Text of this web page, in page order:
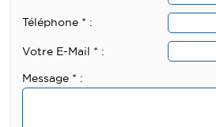
Téléphone * :
Votre E-Mail * :
Message * :